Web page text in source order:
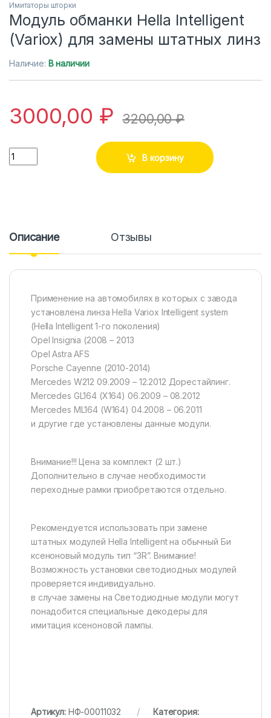
Имитаторы шторки
Модуль обманки Hella Intelligent
(Variox) для замены штатных линз
Наличие: В наличии
3000,00 ₽ 3200,00₽
Количество
В корзину
Описание Отзывы
Применение на автомобилях в которых с завода
установлена линза Hella Variox Intelligent system
(Hella Intelligent 1-го поколения)
Opel Insignia (2008 – 2013
Opel Astra AFS
Porsche Cayenne (2010-2014)
Mercedes W212 09.2009 – 12.2012 Дорестайлинг.
Mercedes GL164 (X164) 06.2009 – 08.2012
Mercedes ML164 (W164) 04.2008 – 06.2011
и другие где установлены данные модули.
Внимание!!! Цена за комплект (2 шт.)
Дополнительно в случае необходимости
переходные рамки приобретаются отдельно.
Рекомендуется использовать при замене
штатных модулей Hella Intelligent на обычный Би
ксеноновый модуль тип “3R”. Внимание!
Возможность установки светодиодных модулей
проверяется индивидуально.
в случае замены на Светодиодные модули могут
понадобится специальные декодеры для
имитация ксеноновой лампы.
Артикул: НФ-00011032
Категория: